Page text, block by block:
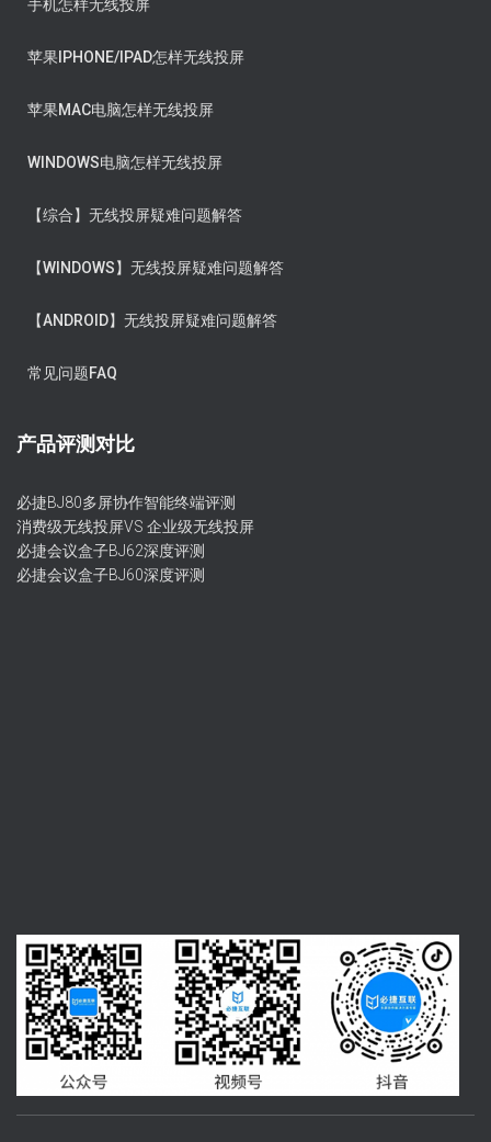
手机怎样无线投屏
苹果IPHONE/IPAD怎样无线投屏
苹果MAC电脑怎样无线投屏
WINDOWS电脑怎样无线投屏
【综合】无线投屏疑难问题解答
【WINDOWS】无线投屏疑难问题解答
【ANDROID】无线投屏疑难问题解答
常见问题FAQ
产品评测对比
必捷BJ80多屏协作智能终端评测
消费级无线投屏VS 企业级无线投屏
必捷会议盒子BJ62深度评测
必捷会议盒子BJ60深度评测